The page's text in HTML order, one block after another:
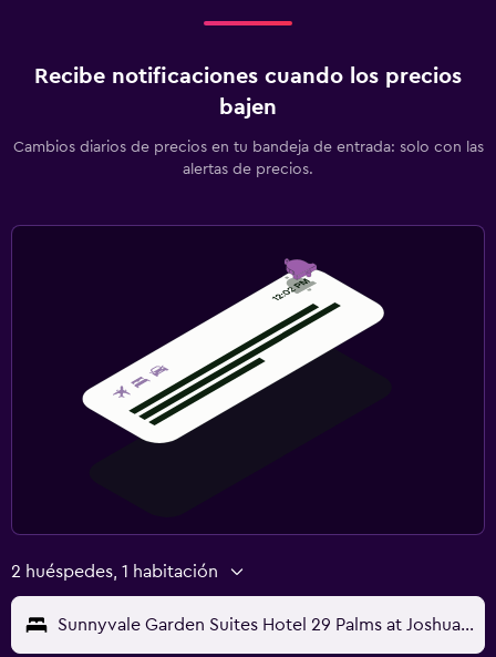
Recibe notificaciones cuando los precios
bajen
Cambios diarios de precios en tu bandeja de entrada: solo con las
alertas de precios.
2 huéspedes, 1 habitación
Sunnyvale Garden Suites Hotel 29 Palms at Joshua Tree National Park